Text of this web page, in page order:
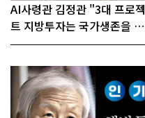
AI사령관 김정관 "3대 프로젝
트 지방투자는 국가생존을 건
대전략"